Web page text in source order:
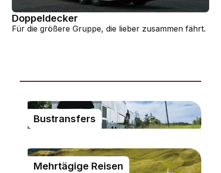
Doppeldecker
Für die größere Gruppe, die lieber zusammen fährt.
Bustransfers
Mehrtägige Reisen